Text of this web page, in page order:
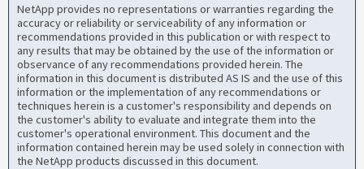
NetApp provides no representations or warranties regarding the
accuracy or reliability or serviceability of any information or
recommendations provided in this publication or with respect to
any results that may be obtained by the use of the information or
observance of any recommendations provided herein. The
information in this document is distributed AS IS and the use of this
information or the implementation of any recommendations or
techniques herein is a customer's responsibility and depends on
the customer's ability to evaluate and integrate them into the
customer's operational environment. This document and the
information contained herein may be used solely in connection with
the NetApp products discussed in this document.